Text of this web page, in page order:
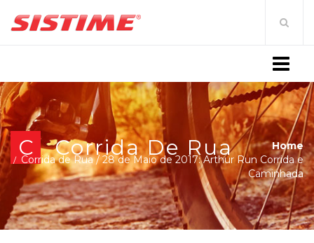
C Corrida De Rua
Home
Corrida de Rua /28 de Maio de 2017: Arthur Run Corrida e
Caminhada